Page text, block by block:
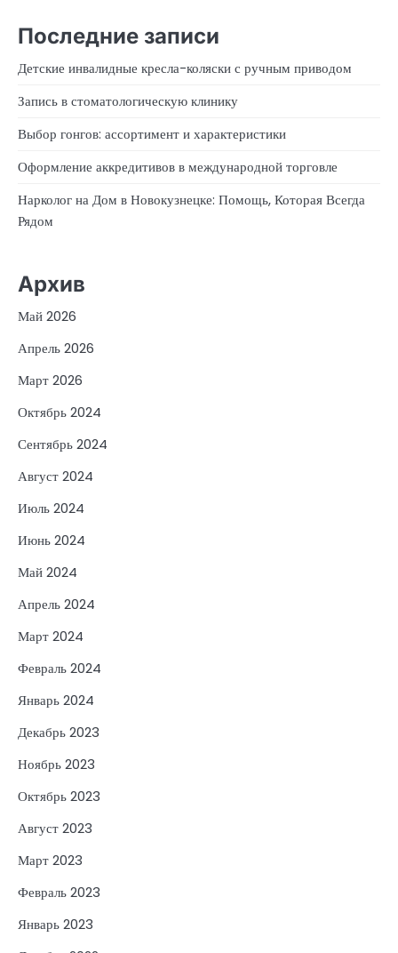
Последние записи
Детские инвалидные кресла-коляски с ручным приводом
Запись в стоматологическую клинику
Выбор гонгов: ассортимент и характеристики
Оформление аккредитивов в международной торговле
Нарколог на Дом в Новокузнецке: Помощь, Которая Всегда
Рядом
Архив
Май 2026
Апрель 2026
Март 2026
Октябрь 2024
Сентябрь 2024
Август 2024
Июль 2024
Июнь 2024
Май 2024
Апрель 2024
Март 2024
Февраль 2024
Январь 2024
Декабрь 2023
Ноябрь 2023
Октябрь 2023
Август 2023
Март 2023
Февраль 2023
Январь 2023